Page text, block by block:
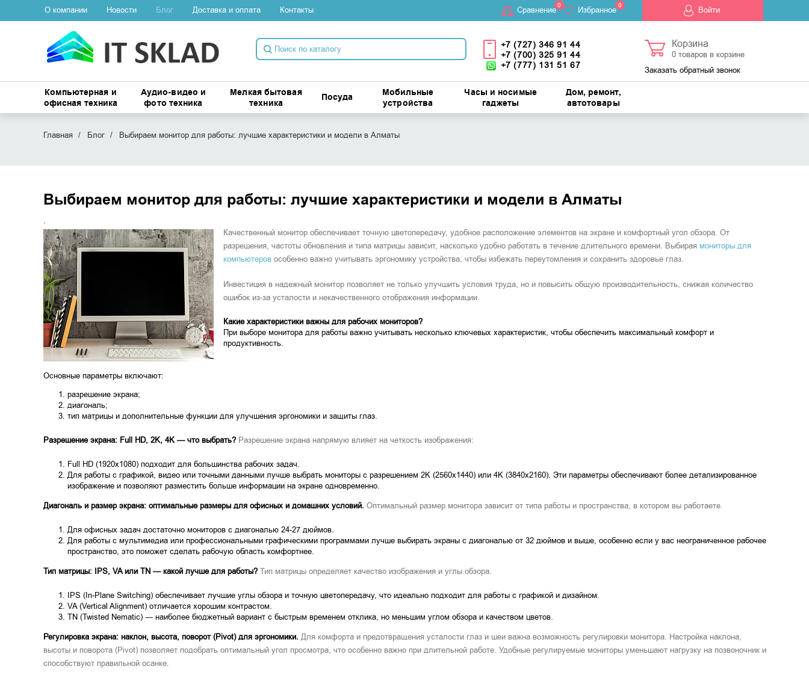
О компании Новости Блог Доставка и оплата Контакты Cравнение0 Избранное 0 Войти
+7 (727) 346 91 44
+7 (700) 325 91 44
+7 (777) 131 51 67
Корзина
0товаров в корзине
Заказать обратный звонок
Компьютерная и
офисная техника
Аудио-видео и
фото техника
Мелкая бытовая
техника
Посуда
Мобильные
устройства
Часы и носимые
гаджеты
Дом, ремонт,
автотовары
Главная Блог Выбираем монитор для работы: лучшие характеристики и модели в Алматы
Выбираем монитор для работы: лучшие характеристики и модели в Алматы
.
Качественный монитор обеспечивает точную цветопередачу, удобное расположение элементов на экране и комфортный угол обзора. От
разрешения, частоты обновления и типа матрицы зависит, насколько удобно работать в течение длительного времени. Выбирая мониторы для
компьютеров особенно важно учитывать эргономику устройства, чтобы избежать переутомления и сохранить здоровье глаз.
Инвестиция в надежный монитор позволяет не только улучшить условия труда, но и повысить общую производительность, снижая количество
ошибок из-за усталости и некачественного отображения информации.
Какие характеристики важны для рабочих мониторов?
При выборе монитора для работы важно учитывать несколько ключевых характеристик, чтобы обеспечить максимальный комфорт и
продуктивность.
Основные параметры включают:
разрешение экрана;
диагональ;
тип матрицы и дополнительные функции для улучшения эргономики и защиты глаз.
Разрешение экрана: Full HD, 2K, 4K — что выбрать?Разрешение экрана напрямую влияет на четкость изображения:
Full HD (1920x1080) подходит для большинства рабочих задач.
Для работы с графикой, видео или точными данными лучше выбрать мониторы с разрешением 2K (2560x1440) или 4K (3840x2160). Эти параметры обеспечивают более детализированное
изображение и позволяют разместить больше информации на экране одновременно.
Диагональ и размер экрана: оптимальные размеры для офисных и домашних условий. Оптимальный размер монитора зависит от типа работы и пространства, в котором вы работаете.
Для офисных задач достаточно мониторов с диагональю 24-27 дюймов.
Для работы с мультимедиа или профессиональными графическими программами лучше выбирать экраны с диагональю от 32 дюймов и выше, особенно если у вас неограниченное рабочее
пространство, это поможет сделать рабочую область комфортнее.
Тип матрицы: IPS, VA или TN — какой лучше для работы?Тип матрицы определяет качество изображения и углы обзора.
IPS (In-Plane Switching) обеспечивает лучшие углы обзора и точную цветопередачу, что идеально подходит для работы с графикой и дизайном.
VA (Vertical Alignment) отличается хорошим контрастом.
TN (Twisted Nematic) — наиболее бюджетный вариант с быстрым временем отклика, но меньшим углом обзора и качеством цветов.
Регулировка экрана: наклон, высота, поворот (Pivot) для эргономики. Для комфорта и предотвращения усталости глаз и шеи важна возможность регулировки монитора. Настройка наклона,
высоты и поворота (Pivot) позволяет подобрать оптимальный угол просмотра, что особенно важно при длительной работе. Удобные регулируемые мониторы уменьшают нагрузку на позвоночник и
способствуют правильной осанке.